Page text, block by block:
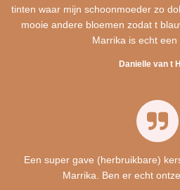
tinten waar mijn schoonmoeder zo
mooie andere bloemen zodat t
Marrika is echt een
Danielle van t
Een super gave (herbruikbare)
Marrika. Ben er echt